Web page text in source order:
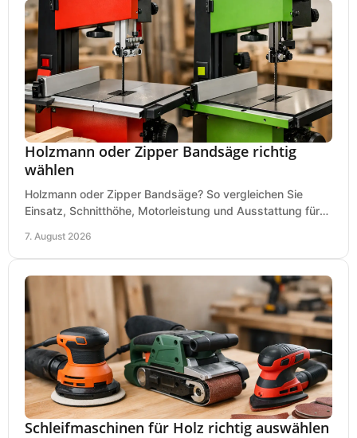
Holzmann oder Zipper Bandsäge richtig
wählen
Holzmann oder Zipper Bandsäge? So vergleichen Sie
Einsatz, Schnitthöhe, Motorleistung und Ausstattung für
7. August 2026
Schleifmaschinen für Holz richtig auswählen